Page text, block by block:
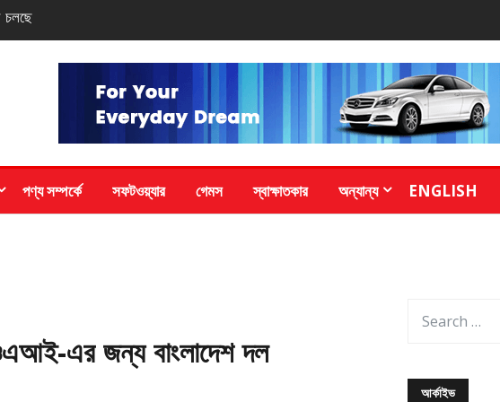
পদক
পণ্য সম্পর্কে সফটওয়্যার গেমস স্বাক্ষাতকার অন্যান্য ENGLISH
এর জন্য বাংলাদেশ দল
আর্কাইভ